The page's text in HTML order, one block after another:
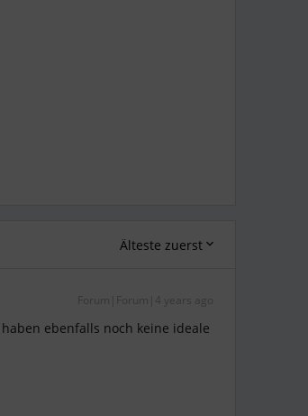
Älteste zuerst
Forum|Forum|4 years ago
ebenfalls noch keine ideale